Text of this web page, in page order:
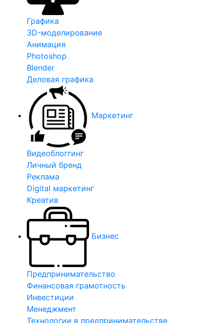
Графика
3D-моделирование
Анимация
Photoshop
Blender
Деловая графика
Маркетинг
Видеоблоггинг
Личный бренд
Реклама
Digital маркетинг
Креатив
Бизнес
Предпринимательство
Финансовая грамотность
Инвестиции
Менеджмент
Технологии в предпринимательстве